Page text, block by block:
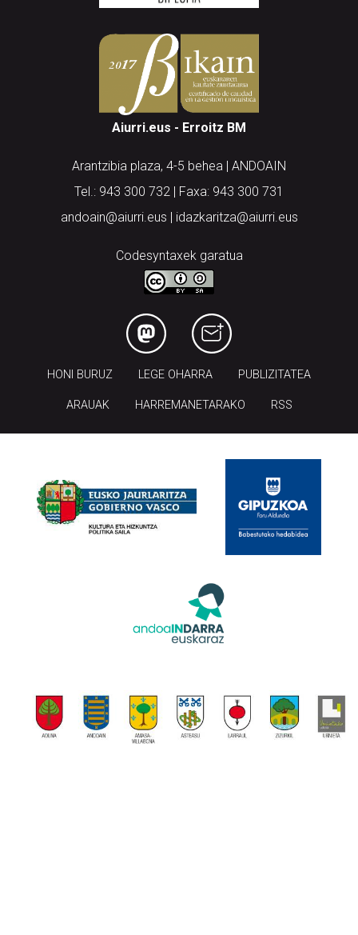
Aiurri.eus - Erroitz BM
Arantzibia plaza, 4-5 behea | ANDOAIN
Tel.: 943 300 732 | Faxa: 943 300 731
andoain@aiurri.eus | idazkaritza@aiurri.eus
Codesyntaxek garatua
HONI BURUZ LEGE OHARRA PUBLIZITATEA
ARAUAK HARREMANETARAKO RSS